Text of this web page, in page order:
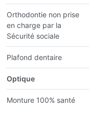
Orthodontie non prise
en charge par la
Sécurité sociale
Plafond dentaire
Optique
Monture 100% santé